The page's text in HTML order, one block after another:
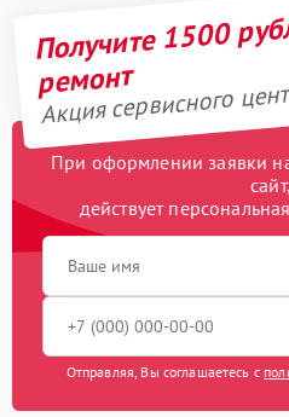
Получите 1500
ремонт
Акция сервисного
При оформлении заявки
сайт,
действует
Отправляя, Вы соглашаетесь с